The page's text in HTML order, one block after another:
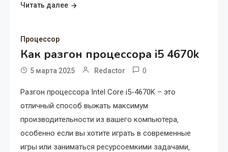
Читать далее
Процессор
Как разгон процессора i5 4670k
5 марта 2025 Redactor 0
Разгон процессора Intel Core i5-4670K – это
отличный способ выжать максимум
производительности из вашего компьютера‚
особенно если вы хотите играть в современные
игры или заниматься ресурсоемкими задачами‚